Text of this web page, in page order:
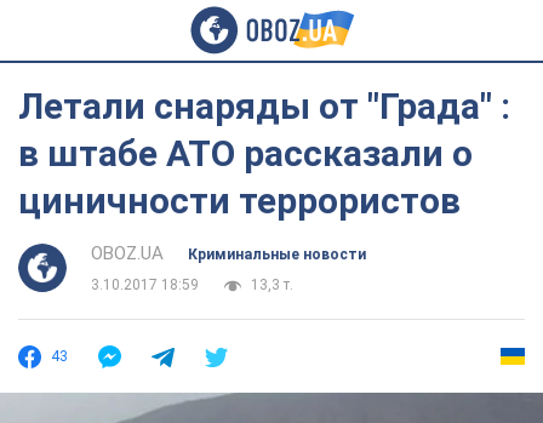
Летали снаряды от "Града" :
в штабе АТО рассказали о
циничности террористов
OBOZ.UA
Криминальные новости
3.10.2017 18:59
13,3 т.
43